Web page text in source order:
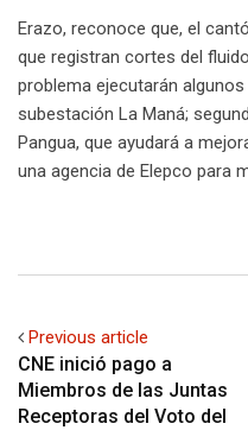
Erazo, reconoce que, el
que registran cortes del
problema ejecutarán
subestación La Maná;
Pangua, que ayudará a
una agencia de Elepco para
Previous article
CNE inició pago a
Miembros de las Juntas
Receptoras del Voto del